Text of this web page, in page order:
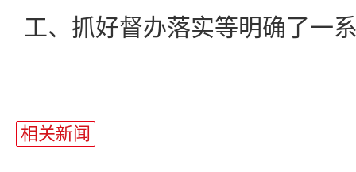
工、抓好督办落实等明确了一
相关新闻